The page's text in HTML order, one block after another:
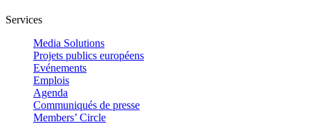
Services
Media Solutions
Projets publics européens
Evénements
Emplois
Agenda
Communiqués de presse
Members’ Circle